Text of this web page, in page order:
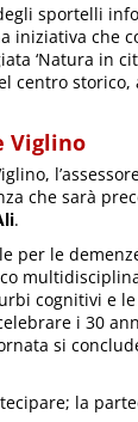
sportelli
iniziativa che
‘Natura in
centro storico,
Viglino
che sarà
.
per le
cognitivi e le
i 30
si
la